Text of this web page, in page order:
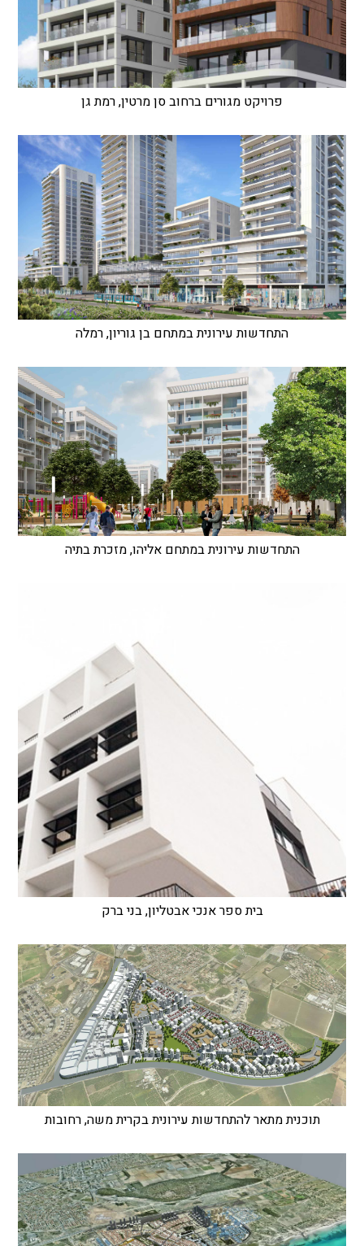
פרויקט מגורים ברחוב סן מרטין, רמת גן
התחדשות עירונית במתחם בן גוריון, רמלה
התחדשות עירונית במתחם אליהו, מזכרת בתיה
בית ספר אנכי אבטליון, בני ברק
תוכנית מתאר להתחדשות עירונית בקרית משה, רחובות